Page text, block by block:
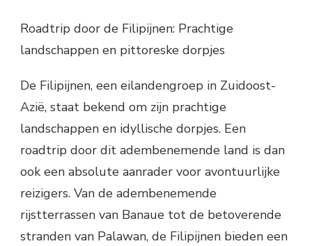
Roadtrip door de Filipijnen: Prachtige
landschappen en pittoreske dorpjes
De Filipijnen, een eilandengroep in Zuidoost-
Azië, staat bekend om zijn prachtige
landschappen en idyllische dorpjes. Een
roadtrip door dit adembenemende land is dan
ook een absolute aanrader voor avontuurlijke
reizigers. Van de adembenemende
rijstterrassen van Banaue tot de betoverende
stranden van Palawan, de Filipijnen bieden een